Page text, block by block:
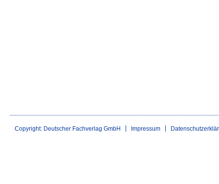
Copyright: Deutscher Fachverlag GmbH Impressum